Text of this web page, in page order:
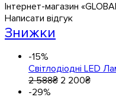
Інтернет-магазин
Написати відгук
Знижки
-15%
Світлодіодні LED
2 588₴ 2 200₴
-29%